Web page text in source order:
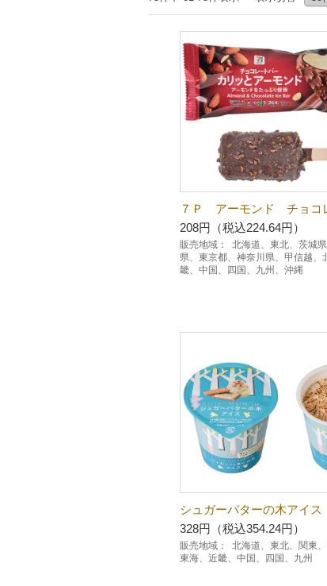
７Ｐ アーモンド チョコ
208円（税込224.64円）
販売地域：
北海道、東北、茨城
県、東京都、神奈川県、甲信越、
畿、中国、四国、九州、沖縄
シュガーバターの木アイス
328円（税込354.24円）
販売地域：
北海道、東北、関東、
東海、近畿、中国、四国、九州